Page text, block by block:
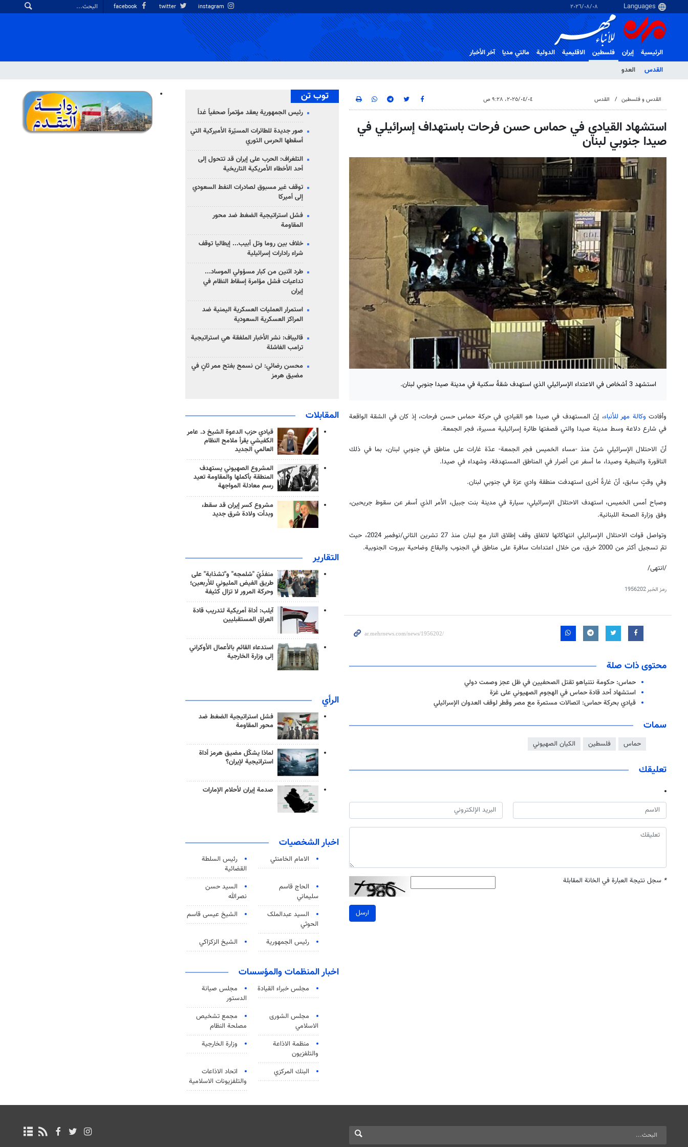
٠٨‏/٠٨‏/٢٠٢٦
الرئيسية إيران
فلسطین
القدس
العدو
الاقلیمیة الدولية مالتي مدیا آخر الأخبار
القدس و فلسطین القدس ٠٤‏/٠٤‏/٢٠٢٥، ٩:٢٨ ص
استشهاد القيادي في حماس حسن فرحات باستهداف إسرائيلي في
صيدا جنوبي لبنان
استشهد 3 أشخاص في الاعتداء الإسرائيلي الذي استهدف شقةً سكنية في مدينة صيدا جنوبي لبنان.
وأفادت وكالة مهر للأنباء، إنّ المستهدف في صيدا هو القيادي في حركة حماس حسن فرحات، إذ كان في الشقة الواقعة
في شارع دلاعة وسط مدينة صيدا والتي قصفتها طائرة إسرائيلية مسيرة، فجر الجمعة.
أنّ الاحتلال الإسرائيلي شنّ منذ -مساء الخميس فجر الجمعة- عدّة غارات على مناطق في جنوبي لبنان، بما في ذلك
الناقورة والنبطية وصيدا، ما أسفر عن أضرار في المناطق المستهدفة، وشهداء في صيدا.
وفي وقتٍ سابق، أنّ غارةً أخرى استهدفت منطقة وادي عزة في جنوبي لبنان.
وصباح أمس الخميس، استهدف الاحتلال الإسرائيلي، سيارة في مدينة بنت جبيل، الأمر الذي أسفر عن سقوط جريحين،
وفق وزارة الصحة اللبنانية.
وتواصل قوات الاحتلال الإسرائيلي انتهاكاتها لاتفاق وقف إطلاق النار مع لبنان منذ 27 تشرين الثاني/نوفمبر 2024، حيث
تمّ تسجيل أكثر من 2000 خرق، من خلال اعتداءات سافرة على مناطق في الجنوب والبقاع وضاحية بيروت الجنوبية.
/انتهى/
رمز الخبر1956202
محتوى ذات صلة
حماس: حكومة نتنياهو تقتل الصحفيين في ظل عجز وصمت دولي
استشهاد أحد قادة حماس في الهجوم الصهيوني على غزة
قيادي بحركة حماس: اتصالات مستمرة مع مصر وقطر لوقف العدوان الإسرائيلي
سمات
حماس فلسطين الكيان الصهيوني
تعليقك
* سجل نتيجة العبارة في الخانة المقابلة
ارسل
توب تن
رئيس الجمهورية يعقد مؤتمراً صحفياً غداً
صور جديدة للطائرات المسيّرة الأميركية التي
أسقطها الحرس الثوري
التلغراف: الحرب على إيران قد تتحول إلى
أحد الأخطاء الأمريكية التاريخية
توقف غير مسبوق لصادرات النفط السعودي
إلى أميركا
فشل استراتيجية الضغط ضد محور
المقاومة
خلاف بين روما وتل أبيب... إيطاليا توقف
شراء رادارات إسرائيلية
طرد اثنين من كبار مسؤولي الموساد...
تداعيات فشل مؤامرة إسقاط النظام في
إيران
استمرار العمليات العسكرية اليمنية ضد
المراكز العسكرية السعودية
قاليباف: نشر الأخبار الملفقة هي استراتيجية
ترامب الفاشلة
محسن رضائي: لن نسمح بفتح ممر ثانٍ في
مضيق هرمز
المقابلات
قيادي حزب الدعوة الشيخ د. عامر
الكفيشي يقرأ ملامح النظام
العالمي الجديد
المشروع الصهيوني يستهدف
المنطقة بأكملها والمقاومة تعيد
رسم معادلة المواجهة
مشروع كسر إيران قد سقط،
وبدأت ولادة شرق جديد
التقارير
منفذَيّ "شلمجه" و"تشذابة" على
طريق الفيض المليوني للأربعين؛
وحركة المرور لا تزال كثيفة
آيلب: أداة أمريكية لتدريب قادة
العراق المستقبليين
استدعاء القائم بالأعمال الأوكراني
إلى وزارة الخارجية
الرأي
فشل استراتيجية الضغط ضد
محور المقاومة
لماذا يشكّل مضيق هرمز أداة
استراتيجية لإيران؟
صدمة إيران لأحلام الإمارات
اخبار الشخصيات
الامام الخامنئي
رئیس السلطة
القضائیة
الحاج قاسم
سليماني
السيد حسن
نصرالله
السید عبدالملک
الحوثي
الشيخ عيسى قاسم
رئيس الجمهورية الشيخ الزكزاكي
اخبار المنظمات والمؤسسات
مجلس خبراء القيادة
مجلس صيانة
الدستور
مجلس الشورى
الاسلامي
مجمع تشخيص
مصلحة النظام
منظمة الاذاعة
والتلفزیون
وزارة الخارجية
البنك المركزي
اتحاد الاذاعات
والتلفزيونات الاسلامية